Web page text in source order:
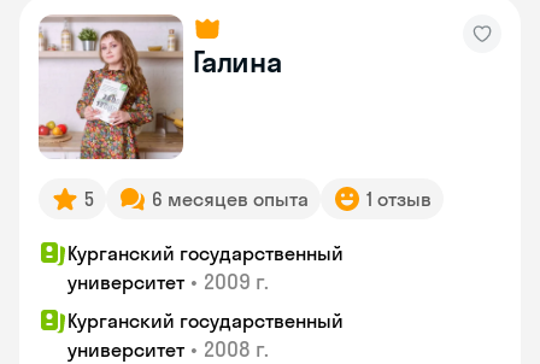
Галина
5 6 месяцев опыта 1 отзыв
Курганский государственный
университет • 2009 г.
Курганский государственный
университет • 2008 г.